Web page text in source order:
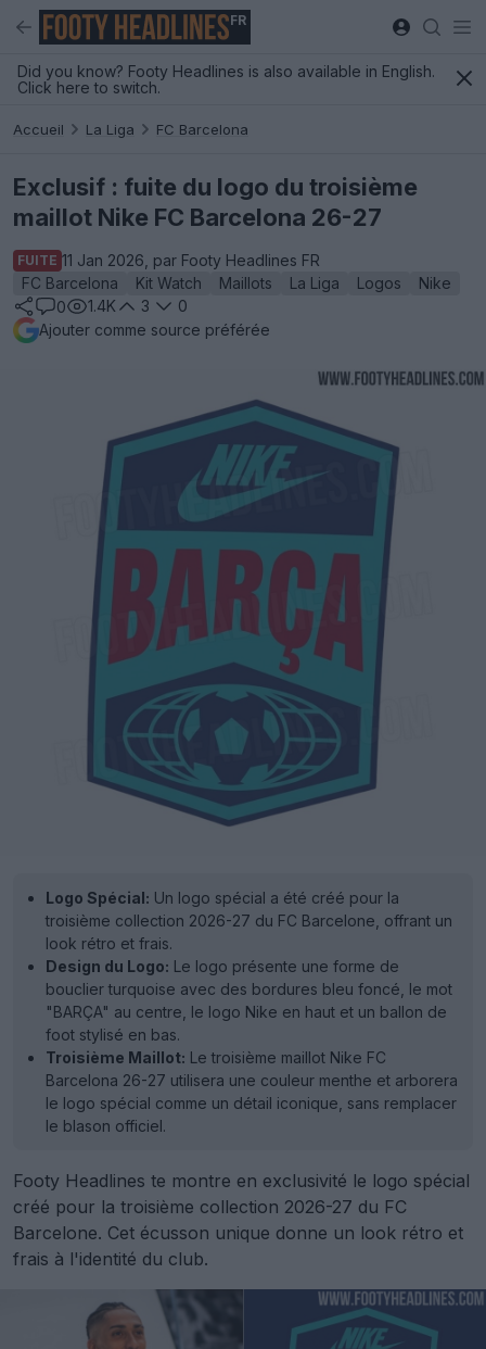
FR
Did you know? Footy Headlines is also available in English.
Click here to switch.
Accueil La Liga FC Barcelona
Exclusif : fuite du logo du troisième
maillot Nike FC Barcelona 26-27
FUITE 11 Jan 2026, par Footy Headlines FR
FC Barcelona
Kit Watch Maillots La Liga Logos
Nike
0
1.4K 3
0
Ajouter comme source préférée
Logo Spécial: Un logo spécial a été créé pour la
troisième collection 2026-27 du FC Barcelone, offrant un
look rétro et frais.
Design du Logo: Le logo présente une forme de
bouclier turquoise avec des bordures bleu foncé, le mot
"BARÇA" au centre, le logo Nike en haut et un ballon de
foot stylisé en bas.
Troisième Maillot: Le troisième maillot Nike FC
Barcelona 26-27 utilisera une couleur menthe et arborera
le logo spécial comme un détail iconique, sans remplacer
le blason officiel.
Footy Headlines te montre en exclusivité le logo spécial
créé pour la troisième collection 2026-27 du FC
Barcelone. Cet écusson unique donne un look rétro et
frais à l'identité du club.